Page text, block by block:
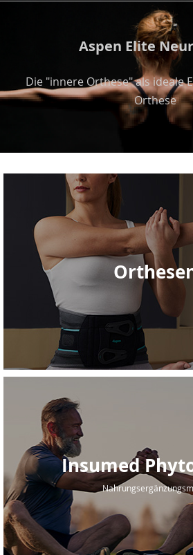
Aspen Elite
Die "innere Orthese" als ideale
Orthese
Insumed